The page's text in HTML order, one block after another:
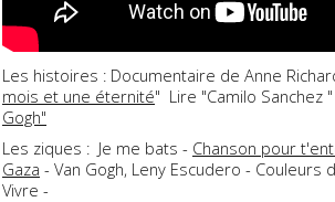
Les histoires : Documentaire de Anne
mois et une éternité" Lire "Camilo Sanchez "
Gogh"
Les ziques : Je me bats - Chanson pour
Gaza - Van Gogh, Leny Escudero - Couleurs
Vivre -